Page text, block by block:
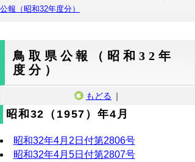
公報（昭和32年度分）
鳥取県公報（昭和32年
度分）
もどる ｜
昭和32（1957）年4月
昭和32年4月2日付第2806号
昭和32年4月5日付第2807号